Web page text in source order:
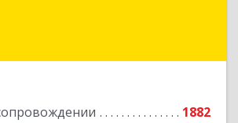
1882
обл, Екатеринбург г,